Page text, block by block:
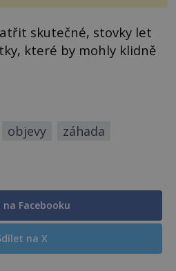
skutečné, stovky let
které by mohly klidně
objevy záhada
na Facebooku
na X